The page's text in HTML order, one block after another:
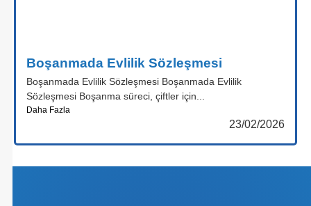
Boşanmada Evlilik Sözleşmesi
Boşanmada Evlilik Sözleşmesi Boşanmada Evlilik
Sözleşmesi Boşanma süreci, çiftler için...
Daha Fazla
23/02/2026